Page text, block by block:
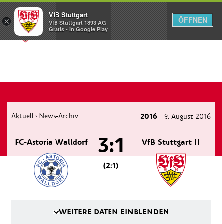
Menü
Aktuell › News-Archiv 2016 9. August 2016
FC-Astoria Walldorf VfB Stuttgart II
3:1
(2:1)
WEITERE DATEN EINBLENDEN
×
VfB Stuttgart
VfB Stuttgart 1893 AG
Gratis - In Google Play
ÖFFNEN